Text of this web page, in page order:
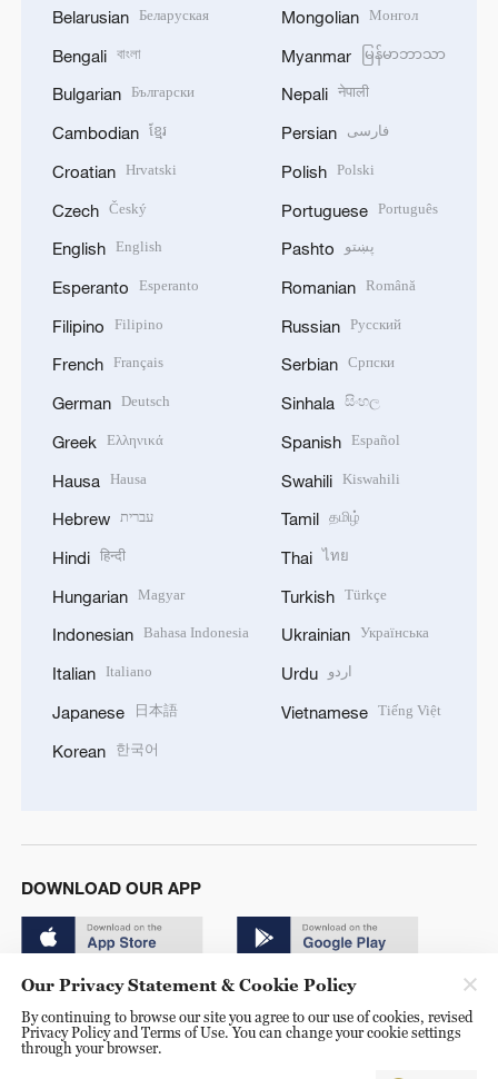
Belarusian Беларуская
Bengali বাংলা
Bulgarian Български
Cambodian ខ្មែរ
Croatian Hrvatski
Czech Český
English English
Esperanto Esperanto
Filipino Filipino
French Français
German Deutsch
Greek Ελληνικά
Hausa Hausa
Hebrew עברית
Hindi हिन्दी
Hungarian Magyar
Indonesian Bahasa Indonesia
Italian Italiano
Japanese 日本語
Korean 한국어
Mongolian Монгол
Myanmar မြန်မာဘာသာ
Nepali नेपाली
Persian فارسی
Polish Polski
Portuguese Português
Pashto پښتو
Romanian Română
Russian Русский
Serbian Српски
Sinhala සිංහල
Spanish Español
Swahili Kiswahili
Tamil தமிழ்
Thai ไทย
Turkish Türkçe
Ukrainian Українська
Urdu اردو
Vietnamese Tiếng Việt
DOWNLOAD OUR APP
© China Radio International.CRI. All Rights Reserved. 16A
Our Privacy Statement & Cookie Policy
By continuing to browse our site you agree to our use of cookies, revised
Privacy Policy and Terms of Use. You can change your cookie settings
through your browser.